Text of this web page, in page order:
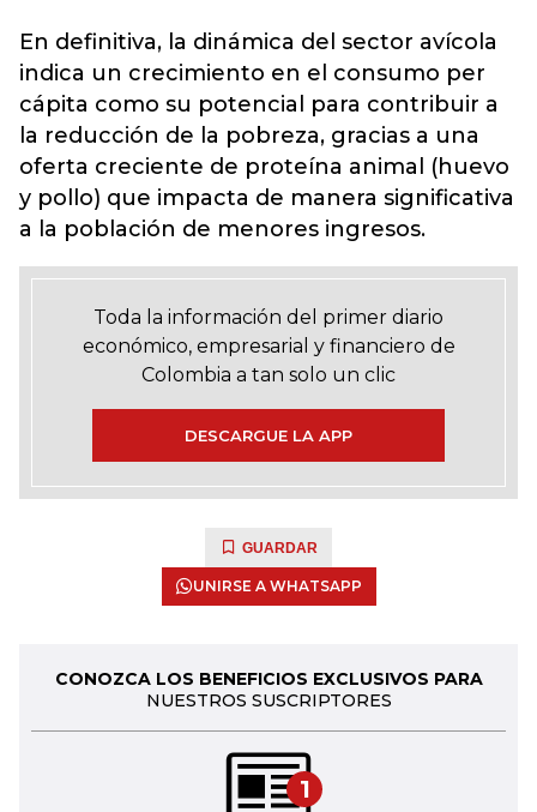
En definitiva, la dinámica del sector avícola
indica un crecimiento en el consumo per
cápita como su potencial para contribuir a
la reducción de la pobreza, gracias a una
oferta creciente de proteína animal (huevo
y pollo) que impacta de manera significativa
a la población de menores ingresos.
Toda la información del primer diario
económico, empresarial y financiero de
Colombia a tan solo un clic
DESCARGUE LA APP
GUARDAR
UNIRSE A WHATSAPP
CONOZCA LOS BENEFICIOS EXCLUSIVOS PARA
NUESTROS SUSCRIPTORES
1